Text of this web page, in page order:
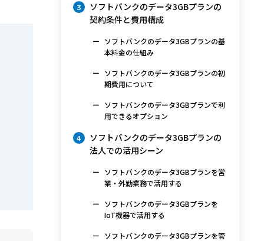
3
ソフトバンクのデータ3GBプランの
契約条件と費用構成
ソフトバンクのデータ3GBプランの基
本料金の仕組み
ソフトバンクのデータ3GBプランの初
期費用について
ソフトバンクのデータ3GBプランで利
用できるオプション
4
ソフトバンクのデータ3GBプランの
法人での活用シーン
ソフトバンクのデータ3GBプランを営
業・外勤業務で活用する
ソフトバンクのデータ3GBプランを
IoT機器で活用する
ソフトバンクのデータ3GBプランを管